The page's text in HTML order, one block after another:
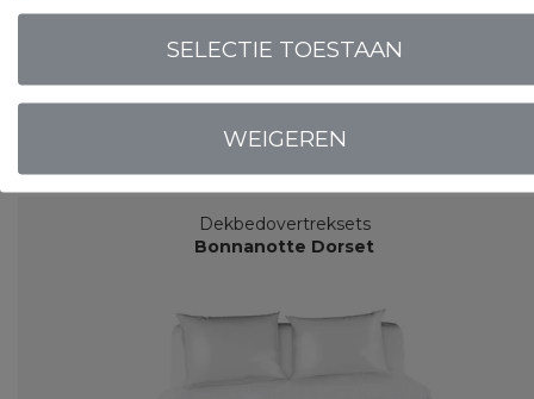
Satijngeweven - 250 TC
LOGIN VOOR PRIJS
Dekbedovertreksets
Bonnanotte Dorset
WEIGEREN
SELECTIE TOESTAAN